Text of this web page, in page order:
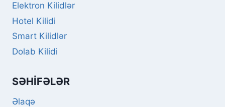
Elektron Kilidlər
Hotel Kilidi
Smart Kilidlər
Dolab Kilidi
SƏHIFƏLƏR
Əlaqə